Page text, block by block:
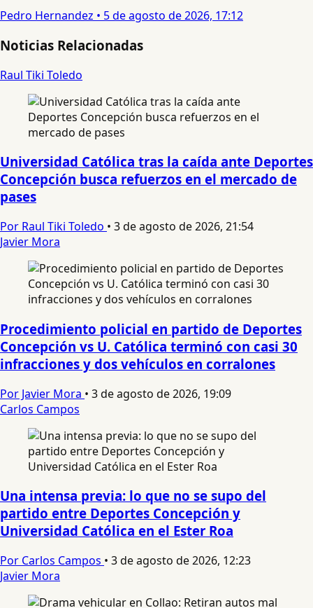
Pedro Hernandez • 5 de agosto de 2026, 17:12
Noticias Relacionadas
Raul Tiki Toledo
Universidad Católica tras la caída ante Deportes
Concepción busca refuerzos en el mercado de
pases
Por Raul Tiki Toledo • 3 de agosto de 2026, 21:54
Javier Mora
Procedimiento policial en partido de Deportes
Concepción vs U. Católica terminó con casi 30
infracciones y dos vehículos en corralones
Por Javier Mora • 3 de agosto de 2026, 19:09
Carlos Campos
Una intensa previa: lo que no se supo del
partido entre Deportes Concepción y
Universidad Católica en el Ester Roa
Por Carlos Campos • 3 de agosto de 2026, 12:23
Javier Mora